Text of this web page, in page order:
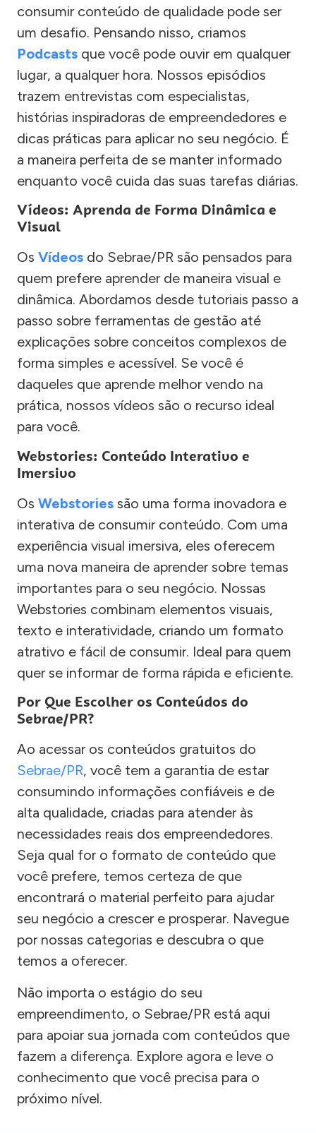
consumir conteúdo de qualidade pode ser
um desafio. Pensando nisso, criamos
Podcasts que você pode ouvir em qualquer
lugar, a qualquer hora. Nossos episódios
trazem entrevistas com especialistas,
histórias inspiradoras de empreendedores e
dicas práticas para aplicar no seu negócio. É
a maneira perfeita de se manter informado
enquanto você cuida das suas tarefas diárias.
Vídeos: Aprenda de Forma Dinâmica e
Visual
Os Vídeos do Sebrae/PR são pensados para
quem prefere aprender de maneira visual e
dinâmica. Abordamos desde tutoriais passo a
passo sobre ferramentas de gestão até
explicações sobre conceitos complexos de
forma simples e acessível. Se você é
daqueles que aprende melhor vendo na
prática, nossos vídeos são o recurso ideal
para você.
Webstories: Conteúdo Interativo e
Imersivo
Os Webstories são uma forma inovadora e
interativa de consumir conteúdo. Com uma
experiência visual imersiva, eles oferecem
uma nova maneira de aprender sobre temas
importantes para o seu negócio. Nossas
Webstories combinam elementos visuais,
texto e interatividade, criando um formato
atrativo e fácil de consumir. Ideal para quem
quer se informar de forma rápida e eficiente.
Por Que Escolher os Conteúdos do
Sebrae/PR?
Ao acessar os conteúdos gratuitos do
Sebrae/PR, você tem a garantia de estar
consumindo informações confiáveis e de
alta qualidade, criadas para atender às
necessidades reais dos empreendedores.
Seja qual for o formato de conteúdo que
você prefere, temos certeza de que
encontrará o material perfeito para ajudar
seu negócio a crescer e prosperar. Navegue
por nossas categorias e descubra o que
temos a oferecer.
Não importa o estágio do seu
empreendimento, o Sebrae/PR está aqui
para apoiar sua jornada com conteúdos que
fazem a diferença. Explore agora e leve o
conhecimento que você precisa para o
próximo nível.